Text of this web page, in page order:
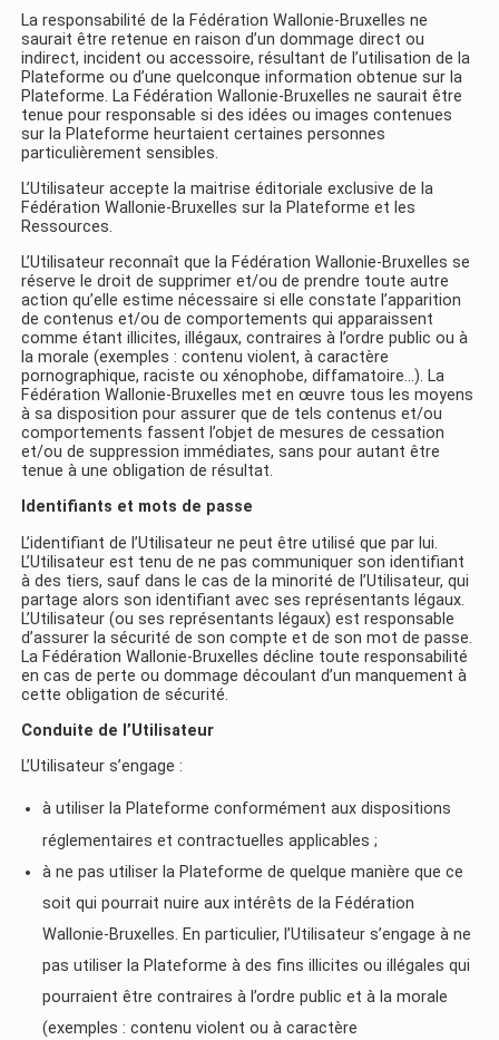
La responsabilité de la Fédération Wallonie-Bruxelles ne
saurait être retenue en raison d’un dommage direct ou
indirect, incident ou accessoire, résultant de l’utilisation de la
Plateforme ou d’une quelconque information obtenue sur la
Plateforme. La Fédération Wallonie-Bruxelles ne saurait être
tenue pour responsable si des idées ou images contenues
sur la Plateforme heurtaient certaines personnes
particulièrement sensibles.
L’Utilisateur accepte la maitrise éditoriale exclusive de la
Fédération Wallonie-Bruxelles sur la Plateforme et les
Ressources.
L’Utilisateur reconnaît que la Fédération Wallonie-Bruxelles se
réserve le droit de supprimer et/ou de prendre toute autre
action qu’elle estime nécessaire si elle constate l’apparition
de contenus et/ou de comportements qui apparaissent
comme étant illicites, illégaux, contraires à l’ordre public ou à
la morale (exemples : contenu violent, à caractère
pornographique, raciste ou xénophobe, diffamatoire…). La
Fédération Wallonie-Bruxelles met en œuvre tous les moyens
à sa disposition pour assurer que de tels contenus et/ou
comportements fassent l’objet de mesures de cessation
et/ou de suppression immédiates, sans pour autant être
tenue à une obligation de résultat.
Identifiants et mots de passe
L’identifiant de l’Utilisateur ne peut être utilisé que par lui.
L’Utilisateur est tenu de ne pas communiquer son identifiant
à des tiers, sauf dans le cas de la minorité de l’Utilisateur, qui
partage alors son identifiant avec ses représentants légaux.
L’Utilisateur (ou ses représentants légaux) est responsable
d’assurer la sécurité de son compte et de son mot de passe.
La Fédération Wallonie-Bruxelles décline toute responsabilité
en cas de perte ou dommage découlant d’un manquement à
cette obligation de sécurité.
Conduite de l’Utilisateur
L’Utilisateur s’engage :
à utiliser la Plateforme conformément aux dispositions
réglementaires et contractuelles applicables ;
à ne pas utiliser la Plateforme de quelque manière que ce
soit qui pourrait nuire aux intérêts de la Fédération
Wallonie-Bruxelles. En particulier, l’Utilisateur s’engage à ne
pas utiliser la Plateforme à des fins illicites ou illégales qui
pourraient être contraires à l’ordre public et à la morale
(exemples : contenu violent ou à caractère